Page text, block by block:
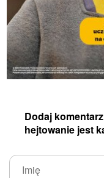
Dodaj
hejtowanie jest